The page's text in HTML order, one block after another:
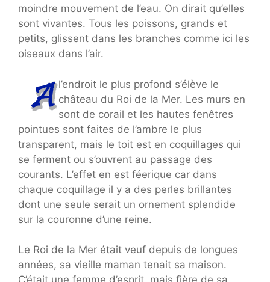
moindre mouvement de l’eau. On dirait qu’elles
sont vivantes. Tous les poissons, grands et
petits, glissent dans les branches comme ici les
oiseaux dans l’air.
l’endroit le plus profond s’élève le
château du Roi de la Mer. Les murs en
sont de corail et les hautes fenêtres
pointues sont faites de l’ambre le plus
transparent, mais le toit est en coquillages qui
se ferment ou s’ouvrent au passage des
courants. L’effet en est féerique car dans
chaque coquillage il y a des perles brillantes
dont une seule serait un ornement splendide
sur la couronne d’une reine.
Le Roi de la Mer était veuf depuis de longues
années, sa vieille maman tenait sa maison.
C’était une femme d’esprit, mais fière de sa